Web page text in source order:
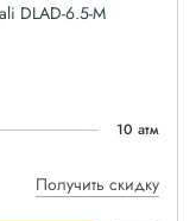
DLAD-6.5-M
10 атм
Получить скидку